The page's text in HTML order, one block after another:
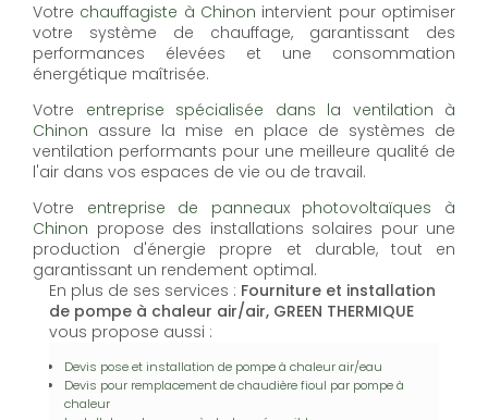
Votre chauffagiste à Chinon intervient pour optimiser
votre système de chauffage, garantissant des
performances élevées et une consommation
énergétique maîtrisée.
Votre entreprise spécialisée dans la ventilation à
Chinon assure la mise en place de systèmes de
ventilation performants pour une meilleure qualité de
l'air dans vos espaces de vie ou de travail.
Votre entreprise de panneaux photovoltaïques à
Chinon propose des installations solaires pour une
production d'énergie propre et durable, tout en
garantissant un rendement optimal.
En plus de ses services : Fourniture et installation
de pompe à chaleur air/air, GREEN THERMIQUE
vous propose aussi :
Devis pose et installation de pompe à chaleur air/eau
Devis pour remplacement de chaudière fioul par pompe à
chaleur